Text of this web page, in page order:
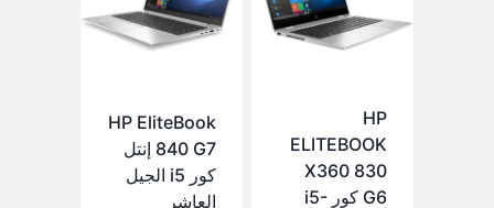
HP
ELITEBOOK
X360 830
G6 كور i5-
HP EliteBook
840 G7 إنتل
كور i5 الجيل
العاشر